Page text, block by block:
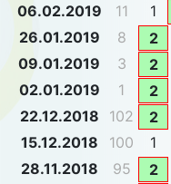
06.02.2019
11 1
26.01.2019
8 2
09.01.2019
3 2
02.01.2019
1 2
22.12.2018
102 2
15.12.2018
100 1
28.11.2018
95 2